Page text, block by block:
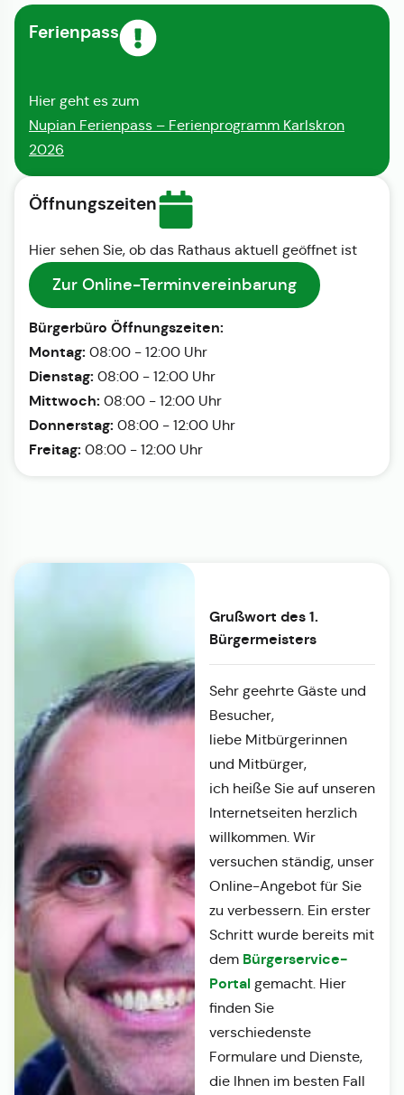
Ferienpass
Hier geht es zum
Nupian Ferienpass – Ferienprogramm Karlskron
2026
Öffnungszeiten
Hier sehen Sie, ob das Rathaus aktuell geöffnet ist
Zur Online-Terminvereinbarung
Bürgerbüro Öffnungszeiten:
Montag: 08:00 - 12:00 Uhr
Dienstag: 08:00 - 12:00 Uhr
Mittwoch: 08:00 - 12:00 Uhr
Donnerstag: 08:00 - 12:00 Uhr
Freitag: 08:00 - 12:00 Uhr
Grußwort des 1.
Bürgermeisters
Sehr geehrte Gäste und
Besucher,
liebe Mitbürgerinnen
und Mitbürger,
ich heiße Sie auf unseren
Internetseiten herzlich
willkommen. Wir
versuchen ständig, unser
Online-Angebot für Sie
zu verbessern. Ein erster
Schritt wurde bereits mit
dem Bürgerservice-
Portalgemacht. Hier
finden Sie
verschiedenste
Formulare und Dienste,
die Ihnen im besten Fall